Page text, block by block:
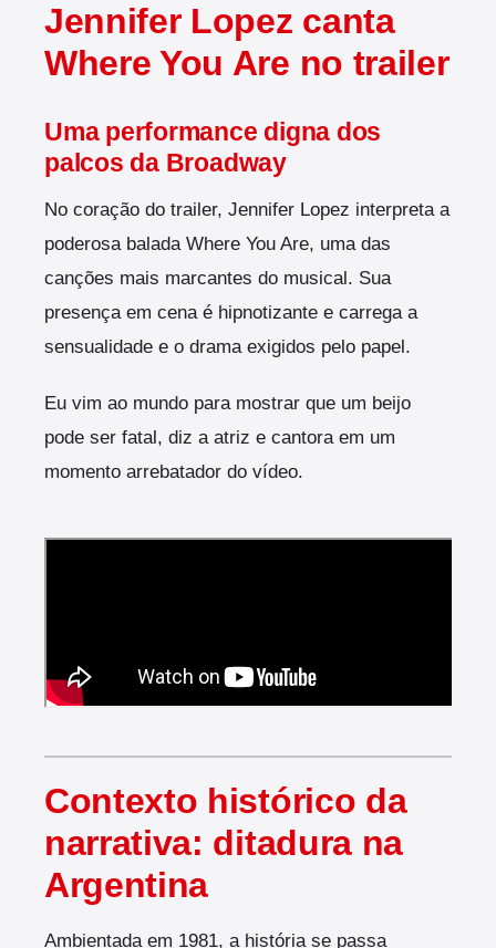
Jennifer Lopez canta
Where You Are no trailer
Uma performance digna dos
palcos da Broadway
No coração do trailer, Jennifer Lopez interpreta a
poderosa balada Where You Are, uma das
canções mais marcantes do musical. Sua
presença em cena é hipnotizante e carrega a
sensualidade e o drama exigidos pelo papel.
Eu vim ao mundo para mostrar que um beijo
pode ser fatal, diz a atriz e cantora em um
momento arrebatador do vídeo.
Contexto histórico da
narrativa: ditadura na
Argentina
Ambientada em 1981, a história se passa